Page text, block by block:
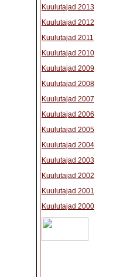
Kuulutajad 2013
Kuulutajad 2012
Kuulutajad 2011
Kuulutajad 2010
Kuulutajad 2009
Kuulutajad 2008
Kuulutajad 2007
Kuulutajad 2006
Kuulutajad 2005
Kuulutajad 2004
Kuulutajad 2003
Kuulutajad 2002
Kuulutajad 2001
Kuulutajad 2000